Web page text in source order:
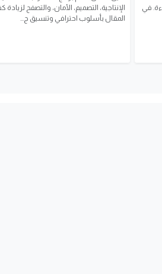
في
الإنتاجية، التصميم، الأمان، والتصفح
المقال بأسلوب احترافي وتنسيق ج...